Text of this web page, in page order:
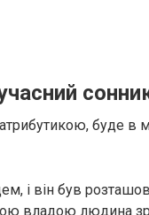
буде в
і він був
владою людина